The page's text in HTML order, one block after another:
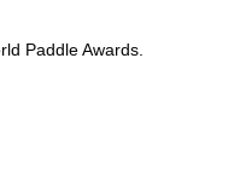
Paddle Awards.